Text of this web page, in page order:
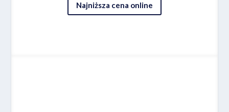
Najniższa cena online